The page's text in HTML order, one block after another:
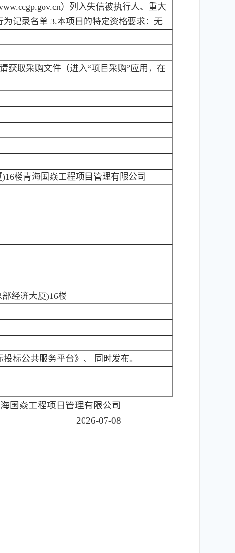
）列入失信被执行人、重大
记录名单 3.本项目的特定资格要求：无
获取采购文件（进入“项目采购”应用，在
楼青海国焱工程项目管理有限公司
经济大厦)16楼
标公共服务平台》、 同时发布。
国焱工程项目管理有限公司
2026-07-08